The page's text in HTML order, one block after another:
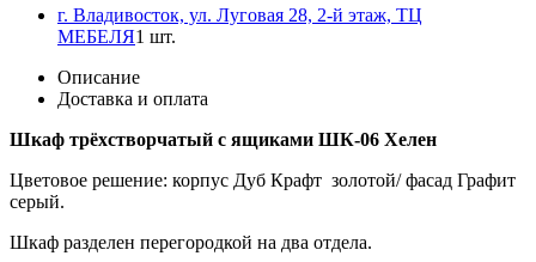
г. Владивосток, ул. Луговая 28, 2-й этаж, ТЦ
МЕБЕЛЯ1 шт.
Описание
Доставка и оплата
Шкаф трёхстворчатый с ящиками ШК-06 Хелен
Цветовое решение: корпус Дуб Крафт золотой/ фасад Графит
серый.
Шкаф разделен перегородкой на два отдела.